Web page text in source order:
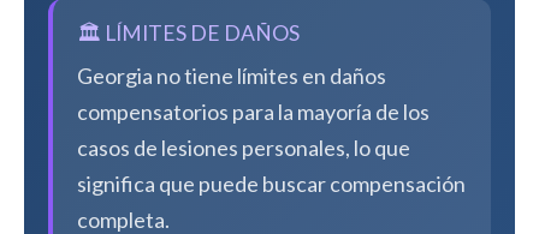
🏛️ LÍMITES DE DAÑOS
Georgia no tiene límites en daños
compensatorios para la mayoría de los
casos de lesiones personales, lo que
significa que puede buscar compensación
completa.